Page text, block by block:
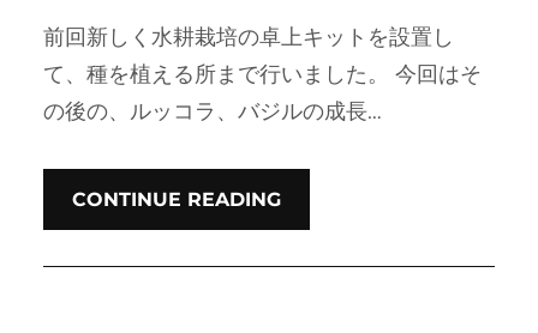
前回新しく水耕栽培の卓上キットを設置し
て、種を植える所まで行いました。 今回はそ
の後の、ルッコラ、バジルの成長…
CONTINUE READING